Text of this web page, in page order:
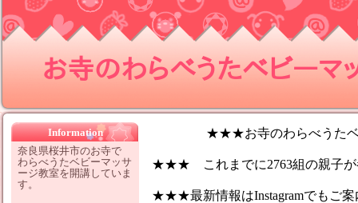
お寺のわらべうたベビーマッ
★★★お寺のわらべうたベ
★★★ これまでに2763組の親子が
★★★最新情報はInstagramでもご案
Information
奈良県桜井市のお寺で
わらべうたベビーマッサ
ージ教室を開講していま
す。